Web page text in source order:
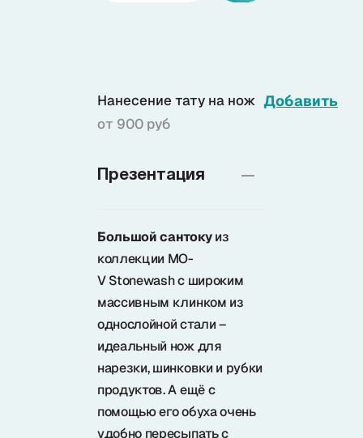
Интернет-магазин (пн-пт 9-18)
Samura в соцсетях
Нанесение тату на нож
от 900 руб
Добавить
Презентация
Большой сантокуиз
коллекции MO-
V Stonewash с широким
массивным клинком из
однослойной стали –
идеальный нож для
нарезки, шинковки и рубки
продуктов. А ещё с
помощью его обуха очень
удобно пересыпать с